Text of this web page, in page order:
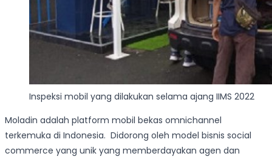
Inspeksi mobil yang dilakukan selama ajang IIMS 2022
Moladin adalah platform mobil bekas omnichannel
terkemuka di Indonesia. Didorong oleh model bisnis social
commerce yang unik yang memberdayakan agen dan